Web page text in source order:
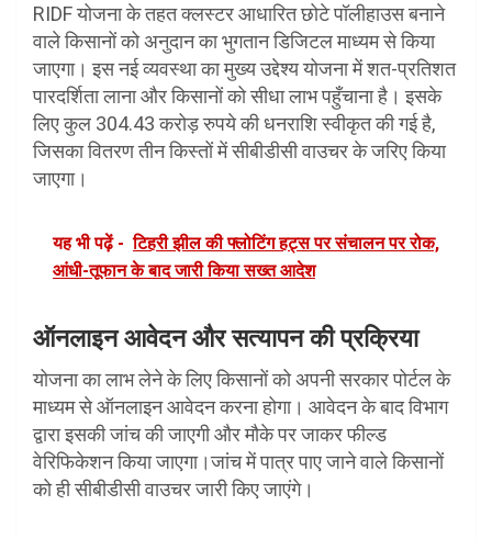
RIDF योजना के तहत क्लस्टर आधारित छोटे पॉलीहाउस बनाने
वाले किसानों को अनुदान का भुगतान डिजिटल माध्यम से किया
जाएगा। इस नई व्यवस्था का मुख्य उद्देश्य योजना में शत-प्रतिशत
पारदर्शिता लाना और किसानों को सीधा लाभ पहुँचाना है। इसके
लिए कुल 304.43 करोड़ रुपये की धनराशि स्वीकृत की गई है,
जिसका वितरण तीन किस्तों में सीबीडीसी वाउचर के जरिए किया
जाएगा।
यह भी पढ़ें - टिहरी झील की फ्लोटिंग हट्स पर संचालन पर रोक,
आंधी-तूफान के बाद जारी किया सख्त आदेश
ऑनलाइन आवेदन और सत्यापन की प्रक्रिया
योजना का लाभ लेने के लिए किसानों को अपनी सरकार पोर्टल के
माध्यम से ऑनलाइन आवेदन करना होगा। आवेदन के बाद विभाग
द्वारा इसकी जांच की जाएगी और मौके पर जाकर फील्ड
वेरिफिकेशन किया जाएगा।जांच में पात्र पाए जाने वाले किसानों
को ही सीबीडीसी वाउचर जारी किए जाएंगे।